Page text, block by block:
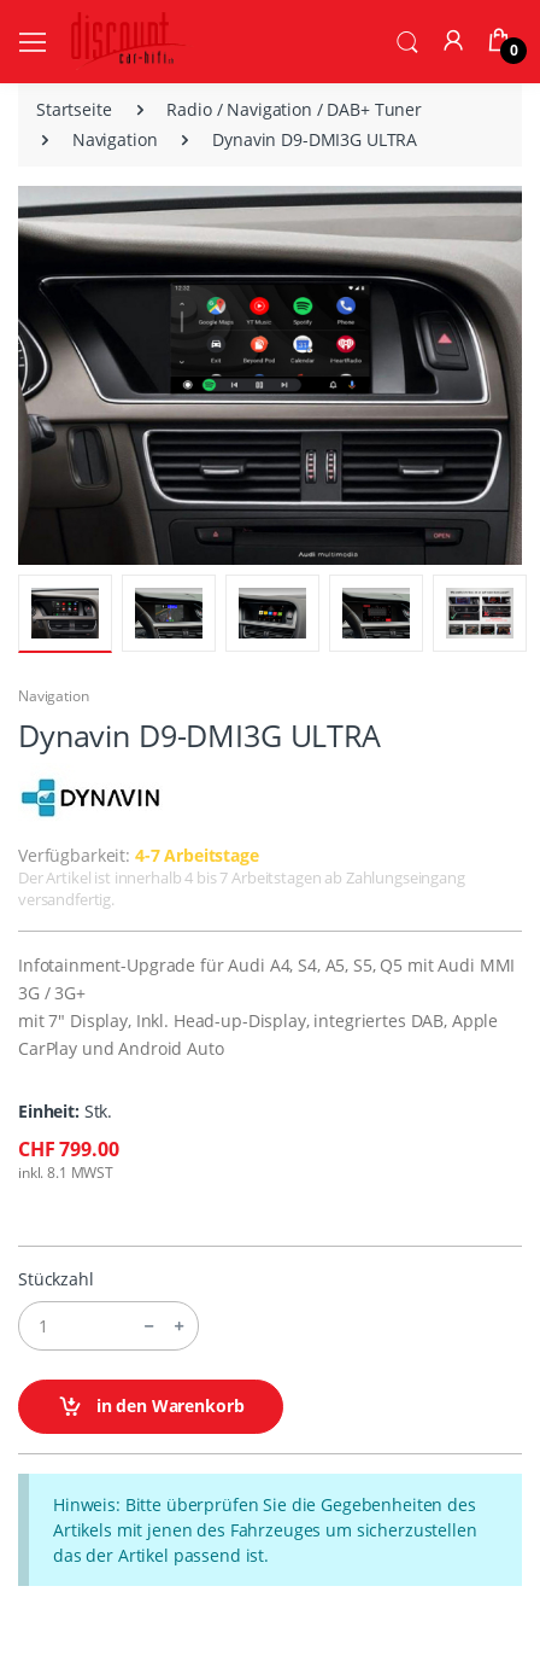
0
Startseite
Radio / Navigation / DAB+ Tuner
Navigation
Dynavin D9-DMI3G ULTRA
Navigation
Dynavin D9-DMI3G ULTRA
Verfügbarkeit: 4-7 Arbeitstage
Der Artikel ist innerhalb 4 bis 7 Arbeitstagen ab Zahlungseingang
versandfertig.
Infotainment-Upgrade für Audi A4, S4, A5, S5, Q5 mit Audi MMI
3G / 3G+
mit 7" Display, Inkl. Head-up-Display, integriertes DAB, Apple
CarPlay und Android Auto
Einheit: Stk.
CHF 799.00
inkl. 8.1 MWST
Stückzahl
in den Warenkorb
Hinweis: Bitte überprüfen Sie die Gegebenheiten des
Artikels mit jenen des Fahrzeuges um sicherzustellen
das der Artikel passend ist.